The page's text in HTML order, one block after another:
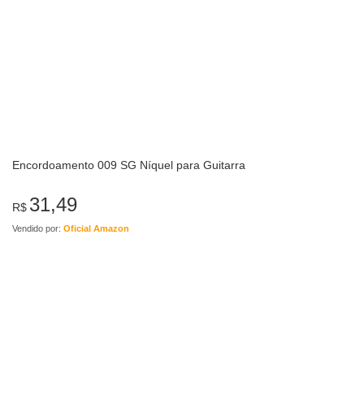
Encordoamento 009 SG Níquel para Guitarra
R$ 31,49
Vendido por: Oficial Amazon